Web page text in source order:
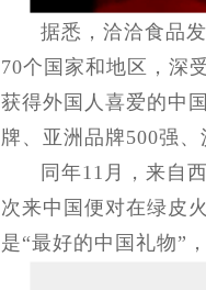
据悉，洽洽食品
70个国家和地区，深
获得外国人喜爱的中
牌、亚洲品牌500强
同年11月，来自
次来中国便对在绿皮
是“最好的中国礼物”